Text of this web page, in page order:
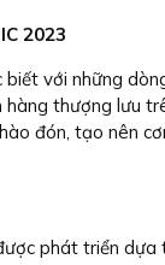
2023
với những
hàng thượng
đón, tạo nên
phát triển